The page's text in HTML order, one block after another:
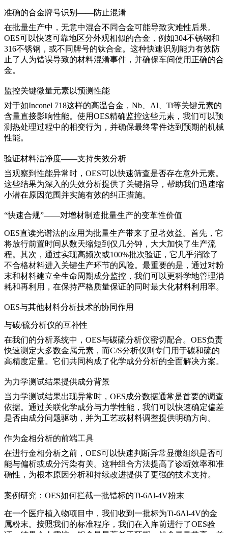
准确的合金牌号识别——防止混淆
在批量生产中，无意中混合不同合金可能导致灾难性后果。
OES可以快速可靠地区分外观相似的合金，例如304不锈钢和
316不锈钢，或不同牌号的钛合金。这种快速识别能力有效防
止了人为错误导致的材料混淆事件，并确保车间使用正确的合
金。
监控关键微量元素以预测性能
对于如Inconel 718这样的高温合金，Nb、Al、Ti等关键元素的
含量直接影响性能。使用OES精确监控这些元素，我们可以预
测热处理过程中的相变行为，并确保最终零件达到预期的机械
性能。
验证材料洁净度——支持失效分析
当观察到性能异常时，OES可以快速筛查是否存在意外元素。
这些结果为深入的失效分析提供了关键指导，帮助我们迅速缩
小潜在原因范围并实施有效的纠正措施。
“快速合规”——对增材制造批量生产的变革性价值
OES直读光谱法的应用为批量生产带来了显著效益。首先，它
将放行前置时间从数天缩短到仅几分钟，大大加快了生产流
程。其次，通过实现高频次或100%批次验证，它几乎消除了
不合格材料进入关键生产环节的风险。最重要的是，通过对粉
末和材料建立全生命周期成分监控，我们可以更科学地管理消
耗和再利用，在保持严格质量保证的同时最大化材料利用率。
OES与其他材料分析技术的协同作用
与碳/硫分析仪的互补性
在我们的分析系统中，OES与碳硫分析仪密切配合。OES负责
快速测定大多数金属元素，而C/S分析仪则专门用于碳和硫的
高精度定量。它们共同构成了化学成分分析的全面解决方案。
为力学测试结果提供成分背景
当力学测试结果出现异常时，OES成分数据通常是首要的调查
依据。通过关联化学成分与力学性能，我们可以快速确定偏差
是否由成分问题驱动，并为工艺或材料调整提供明确方向。
作为金相分析的前端工具
在进行金相分析之前，OES可以快速判断异常显微组织是否可
能与偏析或成分污染有关。这种组合方法提高了诊断效率和准
确性，为根本原因分析和持续改进提供了更强的技术支持。
案例研究：OES如何拦截一批错标的Ti-6Al-4V粉末
在一个医疗植入物项目中，我们收到一批标为Ti-6Al-4V的金
属粉末。按照我们的标准程序，我们在入库前进行了OES验